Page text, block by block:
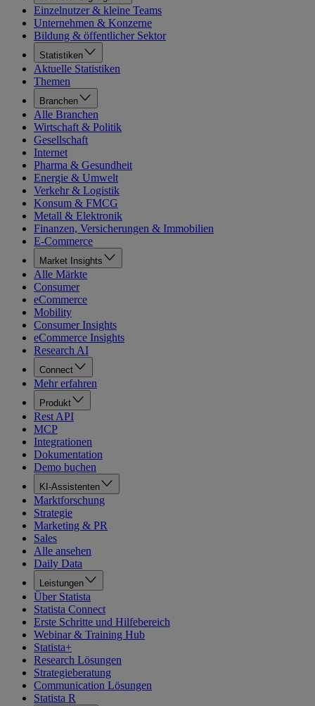
Einzelnutzer & kleine Teams
Unternehmen & Konzerne
Bildung & öffentlicher Sektor
Statistiken
Aktuelle Statistiken
Themen
Branchen
Alle Branchen
Wirtschaft & Politik
Gesellschaft
Internet
Pharma & Gesundheit
Energie & Umwelt
Verkehr & Logistik
Konsum & FMCG
Metall & Elektronik
Finanzen, Versicherungen & Immobilien
E-Commerce
Market Insights
Alle Märkte
Consumer
eCommerce
Mobility
Consumer Insights
eCommerce Insights
Research AI
Connect
Mehr erfahren
Produkt
Rest API
MCP
Integrationen
Dokumentation
Demo buchen
KI-Assistenten
Marktforschung
Strategie
Marketing & PR
Sales
Alle ansehen
Daily Data
Leistungen
Über Statista
Statista Connect
Erste Schritte und Hilfebereich
Webinar & Training Hub
Statista+
Research Lösungen
Strategieberatung
Communication Lösungen
Statista R